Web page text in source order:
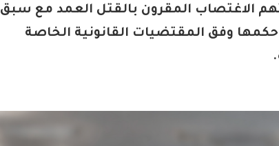
الاغتصاب المقرون بالقتل العمد مع سبق
وفق المقتضيات القانونية الخاصة